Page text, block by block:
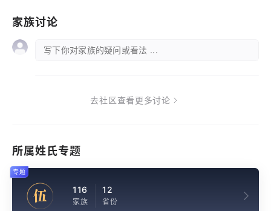
家族讨论
写下你对家族的疑问或看法 ...
去社区查看更多讨论
所属姓氏专题
伍 116
家族
12
省份
专题